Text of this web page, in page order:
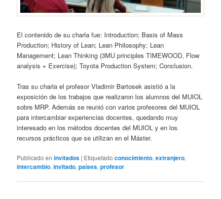
El contenido de su charla fue: Introduction; Basis of Mass
Production; History of Lean; Lean Philosophy; Lean
Management; Lean Thinking (3MU principles TIMEWOOD, Flow
analysis + Exercise); Toyota Production System; Conclusion.
Tras su charla el profesor Vladimir Bartosek asistió a la
exposición de los trabajos que realizaron los alumnos del MUIOL
sobre MRP. Además se reunió con varios profesores del MUIOL
para intercambiar experiencias docentes, quedando muy
interesado en los métodos docentes del MUIOL y en los
recursos prácticos que se utilizan en el Máster.
Publicado en invitados | Etiquetado conocimiento,extranjero,
intercambio,invitado,países,profesor